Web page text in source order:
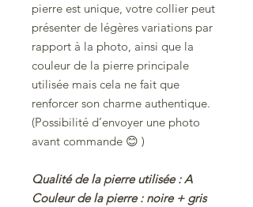
pierre est unique, votre collier peut
présenter de légères variations par
rapport à la photo, ainsi que la
couleur de la pierre principale
utilisée mais cela ne fait que
renforcer son charme authentique.
(Possibilité d’envoyer une photo
avant commande 😊 )
Qualité de la pierre utilisée : A
Couleur de la pierre : noire + gris